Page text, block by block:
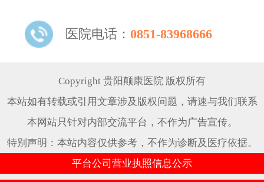
医院电话： 0851-83968666
Copyright 贵阳颠康医院 版权所有
本站如有转载或引用文章涉及版权问题，请速与我们联系
本网站只针对内部交流平台，不作为广告宣传。
特别声明：本站内容仅供参考，不作为诊断及医疗依据。
平台公司营业执照信息公示